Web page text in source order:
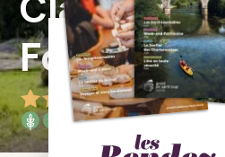
Claret - La
Fous